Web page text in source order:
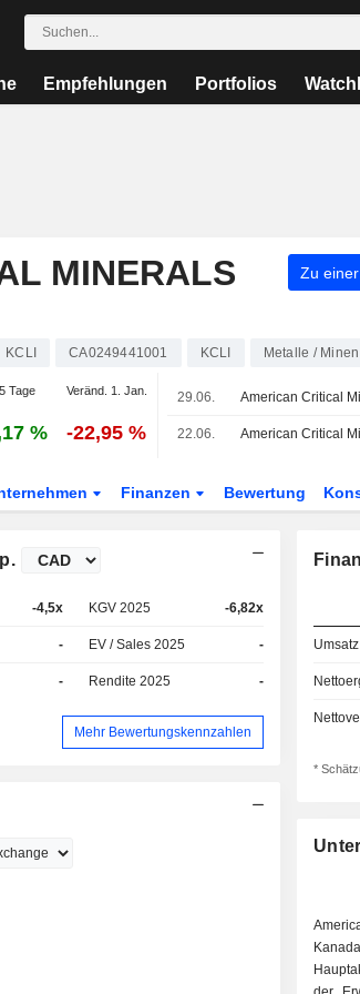
Empfehlungen Portfolios
MINERALS
Zu
KCLI CA0249441001 KCLI Metalle / Minen
Tage Veränd. 1. Jan.
% -22,95 %
29.06.
22.06.
Finanzen Bewertung
-4,5x KGV 2025 -6,82x
- EV / Sales 2025 -
- Rendite 2025 -
Mehr Bewertungskennzahlen
Umsatz
*